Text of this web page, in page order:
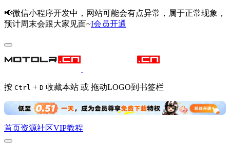
📢微信小程序开发中，网站可能会有点异常，属于正常现象，
预计周末会跟大家见面~I会员开通
按 Ctrl + D 收藏本站 或 拖动LOGO到书签栏
首页资源社区VIP教程